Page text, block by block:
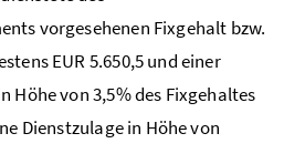
vorgesehenen Fixgehalt bzw.
EUR 5.650,5 und einer
Höhe von 3,5% des Fixgehaltes
Dienstzulage in Höhe von